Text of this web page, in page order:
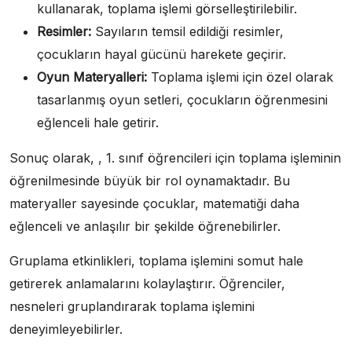
kullanarak, toplama işlemi görselleştirilebilir.
Resimler: Sayıların temsil edildiği resimler,
çocukların hayal gücünü harekete geçirir.
Oyun Materyalleri: Toplama işlemi için özel olarak
tasarlanmış oyun setleri, çocukların öğrenmesini
eğlenceli hale getirir.
Sonuç olarak, , 1. sınıf öğrencileri için toplama işleminin
öğrenilmesinde büyük bir rol oynamaktadır. Bu
materyaller sayesinde çocuklar, matematiği daha
eğlenceli ve anlaşılır bir şekilde öğrenebilirler.
Gruplama etkinlikleri, toplama işlemini somut hale
getirerek anlamalarını kolaylaştırır. Öğrenciler,
nesneleri gruplandırarak toplama işlemini
deneyimleyebilirler.